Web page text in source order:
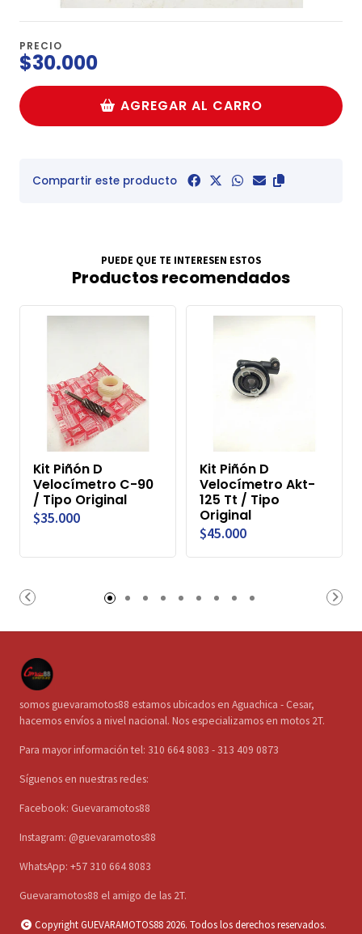
PRECIO
$30.000
AGREGAR AL CARRO
Compartir este producto
PUEDE QUE TE INTERESEN ESTOS
Productos recomendados
Kit Piñón D
Velocímetro C-90
/ Tipo Original
$35.000
Kit Piñón D
Velocímetro Akt-
125 Tt / Tipo
Original
$45.000
somos guevaramotos88 estamos ubicados en Aguachica - Cesar,
hacemos envíos a nivel nacional. Nos especializamos en motos 2T.
Para mayor información tel: 310 664 8083 - 313 409 0873
Síguenos en nuestras redes:
Facebook: Guevaramotos88
Instagram: @guevaramotos88
WhatsApp: +57 310 664 8083
Guevaramotos88 el amigo de las 2T.
Copyright GUEVARAMOTOS88 2026. Todos los derechos reservados.